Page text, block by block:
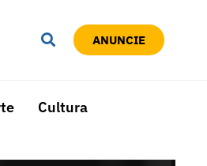
ANUNCIE
Cultura